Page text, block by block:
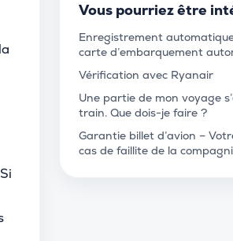
Vous pourriez être
Enregistrement
carte d’embarquement
Vérification avec Ryanair
Une partie de mon voyage
train. Que dois-je faire ?
Garantie billet d’avion –
cas de faillite de la